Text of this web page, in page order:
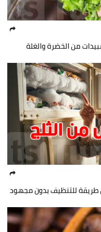
من الخضرة والغلة
طريقة للتنظيف بدون مجهود